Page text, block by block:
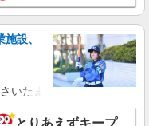
円 ☆12月31日〜1月3日
給アップ）
泉松森店 宮城県仙台市泉
詳細を見る
設、
いたま市岩槻区・久喜市・
とりあえずキープ